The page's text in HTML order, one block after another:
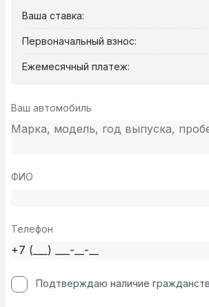
Ваша ставка:
Первоначальный взнос:
Ежемесячный платеж:
Ваш автомобиль
ФИО
Телефон
Подтверждаю наличие